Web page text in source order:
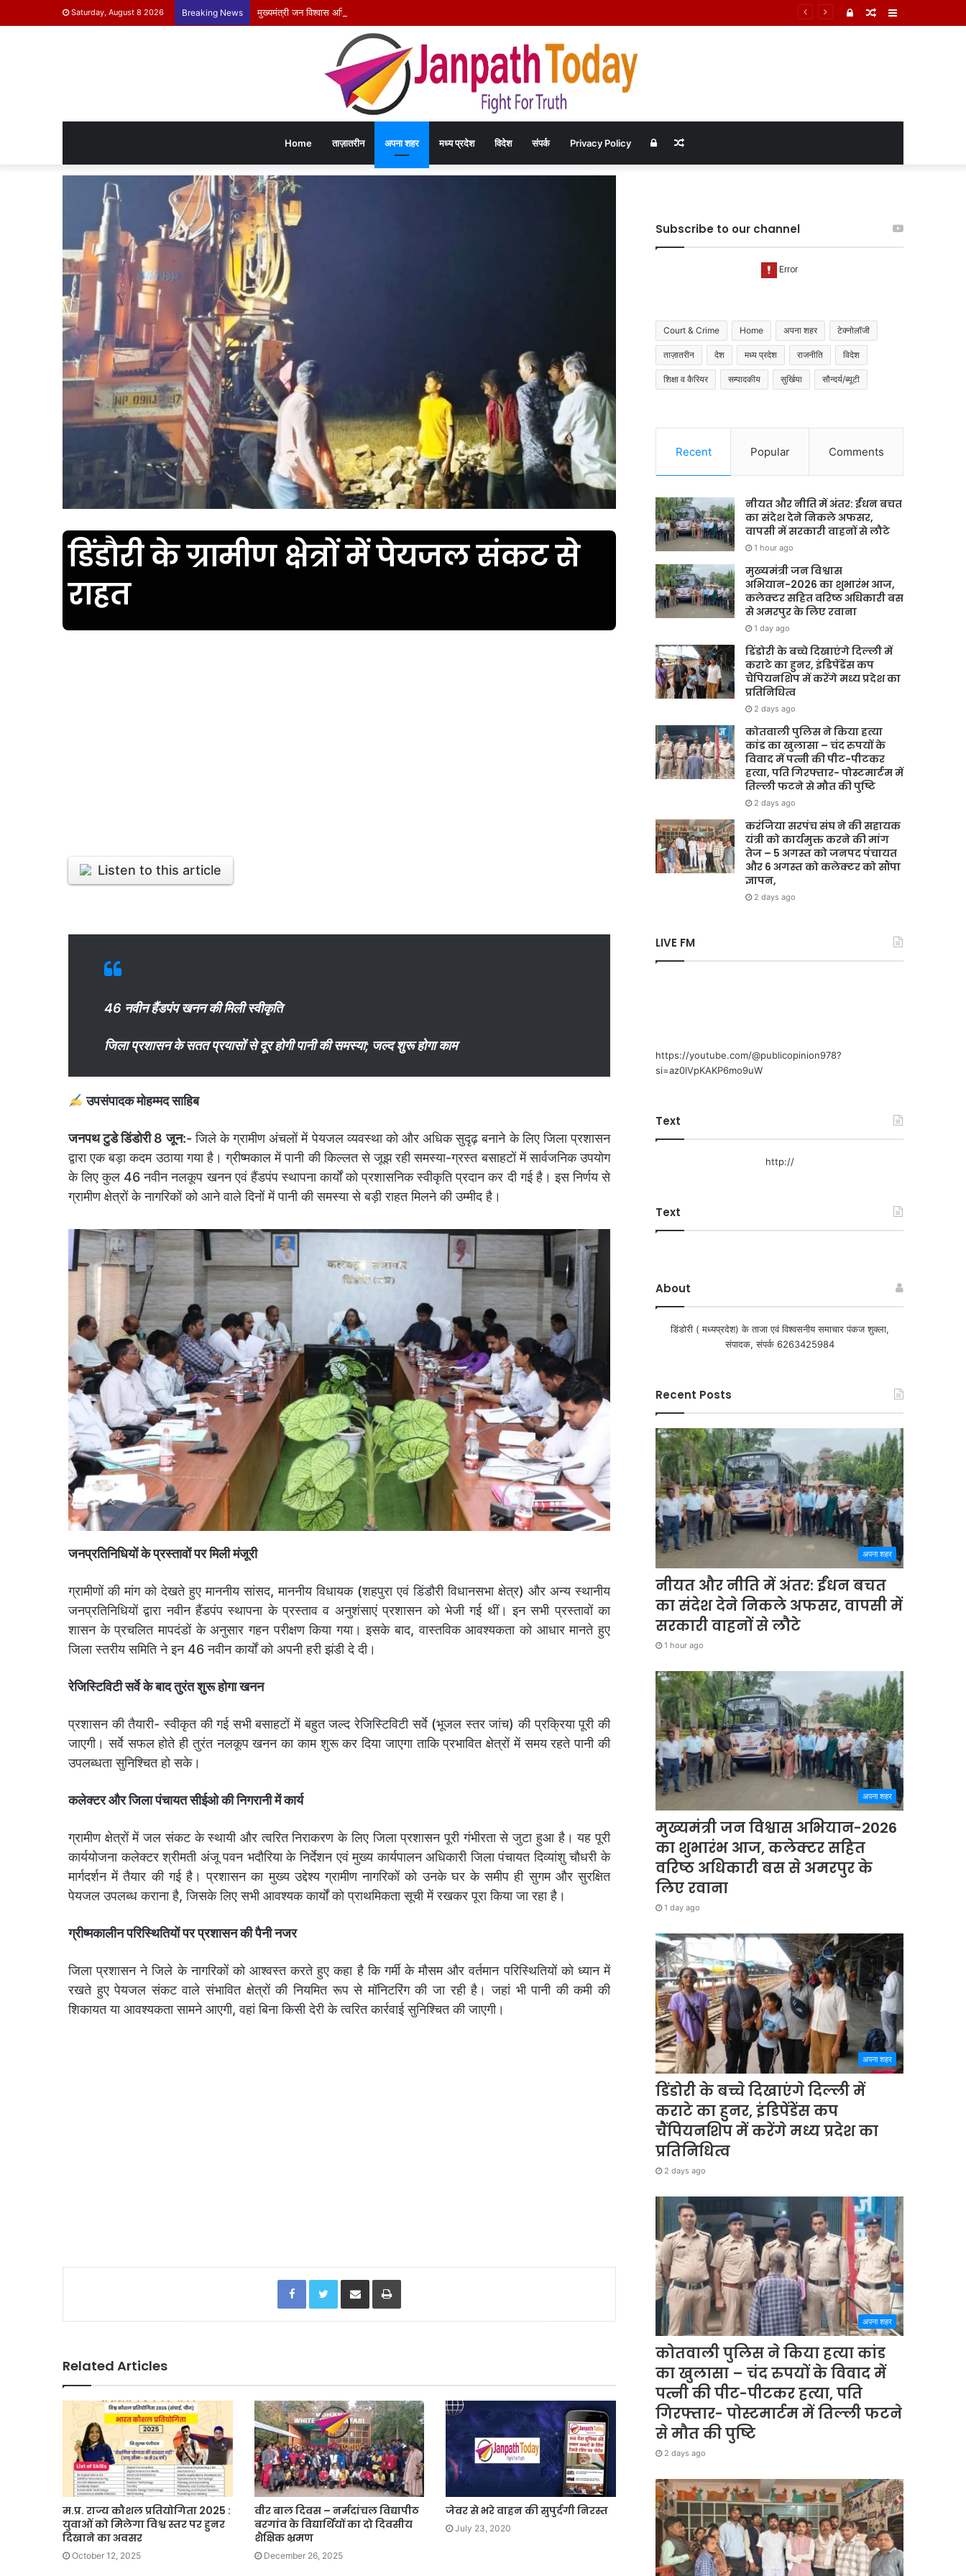
Saturday, August 8 2026 Breaking News मुख्यमंत्री जन विश्वास अभियान-2026 का शुभारंभ आज, कलेक्टर सहित वरिष्ठ अधिकारी बस से अमरपुर के लिए रवाना Random
Log
Home ताज़ातरीन अपना शहर मध्य प्रदेश विदेश संपर्क Privacy Policy Random
Log
डिंडौरी के ग्रामीण क्षेत्रों में पेयजल संकट से
राहत
Listen to this article
46 नवीन हैंडपंप खनन की मिली स्वीकृति
जिला प्रशासन के सतत प्रयासों से दूर होगी पानी की समस्या; जल्द शुरू होगा काम
उपसंपादक मोहम्मद साहिब
जनपथ टुडे डिंडोरी 8 जून:-जिले के ग्रामीण अंचलों में पेयजल व्यवस्था को और अधिक सुदृढ़ बनाने के लिए जिला प्रशासन
द्वारा एक बड़ा कदम उठाया गया है। ग्रीष्मकाल में पानी की किल्लत से जूझ रही समस्या-ग्रस्त बसाहटों में सार्वजनिक उपयोग
के लिए कुल 46 नवीन नलकूप खनन एवं हैंडपंप स्थापना कार्यों को प्रशासनिक स्वीकृति प्रदान कर दी गई है। इस निर्णय से
ग्रामीण क्षेत्रों के नागरिकों को आने वाले दिनों में पानी की समस्या से बड़ी राहत मिलने की उम्मीद है।
जनप्रतिनिधियों के प्रस्तावों पर मिली मंजूरी
ग्रामीणों की मांग को देखते हुए माननीय सांसद, माननीय विधायक (शहपुरा एवं डिंडौरी विधानसभा क्षेत्र) और अन्य स्थानीय
जनप्रतिनिधियों द्वारा नवीन हैंडपंप स्थापना के प्रस्ताव व अनुशंसाएं प्रशासन को भेजी गई थीं। इन सभी प्रस्तावों का
शासन के प्रचलित मापदंडों के अनुसार गहन परीक्षण किया गया। इसके बाद, वास्तविक आवश्यकता को आधार मानते हुए
जिला स्तरीय समिति ने इन 46 नवीन कार्यों को अपनी हरी झंडी दे दी।
रेजिस्टिविटी सर्वे के बाद तुरंत शुरू होगा खनन
प्रशासन की तैयारी- स्वीकृत की गई सभी बसाहटों में बहुत जल्द रेजिस्टिविटी सर्वे (भूजल स्तर जांच) की प्रक्रिया पूरी की
जाएगी। सर्वे सफल होते ही तुरंत नलकूप खनन का काम शुरू कर दिया जाएगा ताकि प्रभावित क्षेत्रों में समय रहते पानी की
उपलब्धता सुनिश्चित हो सके।
कलेक्टर और जिला पंचायत सीईओ की निगरानी में कार्य
ग्रामीण क्षेत्रों में जल संकट के स्थायी और त्वरित निराकरण के लिए जिला प्रशासन पूरी गंभीरता से जुटा हुआ है। यह पूरी
कार्ययोजना कलेक्टर श्रीमती अंजू पवन भदौरिया के निर्देशन एवं मुख्य कार्यपालन अधिकारी जिला पंचायत दिव्यांशु चौधरी के
मार्गदर्शन में तैयार की गई है। प्रशासन का मुख्य उद्देश्य ग्रामीण नागरिकों को उनके घर के समीप ही सुगम और सुरक्षित
पेयजल उपलब्ध कराना है, जिसके लिए सभी आवश्यक कार्यों को प्राथमिकता सूची में रखकर पूरा किया जा रहा है।
ग्रीष्मकालीन परिस्थितियों पर प्रशासन की पैनी नजर
जिला प्रशासन ने जिले के नागरिकों को आश्वस्त करते हुए कहा है कि गर्मी के मौसम और वर्तमान परिस्थितियों को ध्यान में
रखते हुए पेयजल संकट वाले संभावित क्षेत्रों की नियमित रूप से मॉनिटरिंग की जा रही है। जहां भी पानी की कमी की
शिकायत या आवश्यकता सामने आएगी, वहां बिना किसी देरी के त्वरित कार्रवाई सुनिश्चित की जाएगी।
Facebook Twitter
Related Articles
म.प्र. राज्य कौशल प्रतियोगिता 2025 :
युवाओं को मिलेगा विश्व स्तर पर हुनर
दिखाने का अवसर
October 12, 2025
वीर बाल दिवस – नर्मदांचल विद्यापीठ
बरगांव के विद्यार्थियों का दो दिवसीय
शैक्षिक भ्रमण
December 26, 2025
जेवर से भरे वाहन की सुपुर्दगी निरस्त
July 23, 2020
Subscribe to our channel
Court & Crime Home अपना शहर टेक्नोलॉजी
ताज़ातरीन देश मध्य प्रदेश राजनीति विदेश
शिक्षा व कैरियर सम्पादकीय सुर्खिया सौन्दर्य/ब्यूटी
Recent Popular Comments
नीयत और नीति में अंतर: ईंधन बचत
का संदेश देने निकले अफसर,
वापसी में सरकारी वाहनों से लौटे
1 hour ago
मुख्यमंत्री जन विश्वास
अभियान-2026 का शुभारंभ आज,
कलेक्टर सहित वरिष्ठ अधिकारी बस
से अमरपुर के लिए रवाना
1 day ago
डिंडोरी के बच्चे दिखाएंगे दिल्ली में
कराटे का हुनर, इंडिपेंडेंस कप
चैंपियनशिप में करेंगे मध्य प्रदेश का
प्रतिनिधित्व
2 days ago
कोतवाली पुलिस ने किया हत्या
कांड का खुलासा – चंद रुपयों के
विवाद में पत्नी की पीट-पीटकर
हत्या, पति गिरफ्तार- पोस्टमार्टम में
तिल्ली फटने से मौत की पुष्टि
2 days ago
करंजिया सरपंच संघ ने की सहायक
यंत्री को कार्यमुक्त करने की मांग
तेज – 5 अगस्त को जनपद पंचायत
और 6 अगस्त को कलेक्टर को सौंपा
ज्ञापन,
2 days ago
LIVE FM
https://youtube.com/@publicopinion978?
si=az0lVpKAKP6mo9uW
Text
http://
Text
About
डिंडोरी ( मध्यप्रदेश) के ताजा एवं विश्वसनीय समाचार पंकज शुक्ला,
संपादक, संपर्क 6263425984
Recent Posts
अपना शहर
नीयत और नीति में अंतर: ईंधन बचत
का संदेश देने निकले अफसर, वापसी में
सरकारी वाहनों से लौटे
1 hour ago
अपना शहर
मुख्यमंत्री जन विश्वास अभियान-2026
का शुभारंभ आज, कलेक्टर सहित
वरिष्ठ अधिकारी बस से अमरपुर के
लिए रवाना
1 day ago
अपना शहर
डिंडोरी के बच्चे दिखाएंगे दिल्ली में
कराटे का हुनर, इंडिपेंडेंस कप
चैंपियनशिप में करेंगे मध्य प्रदेश का
प्रतिनिधित्व
2 days ago
अपना शहर
कोतवाली पुलिस ने किया हत्या कांड
का खुलासा – चंद रुपयों के विवाद में
पत्नी की पीट-पीटकर हत्या, पति
गिरफ्तार- पोस्टमार्टम में तिल्ली फटने
से मौत की पुष्टि
2 days ago